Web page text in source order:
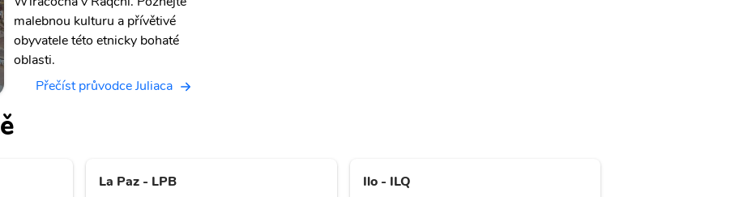
malebnou kulturu a přívětivé
obyvatele této etnicky bohaté
oblasti.
Přečíst průvodce Juliaca
La Paz - LPB
Ilo - ILQ